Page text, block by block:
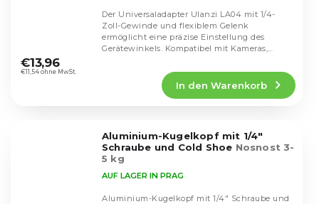
durchschnittliche
Produktbewertung
€11,54 ohne MwSt.
€13,96
In den Warenkorb
Der Universaladapter Ulanzi LA04 mit 1/4-
Zoll-Gewinde und flexiblem Gelenk
ermöglicht eine präzise Einstellung des
Gerätewinkels. Kompatibel mit Kameras,
Aluminium-Kugelkopf mit 1/4"
Schraube und Cold Shoe Nosnost 3-
5 kg
AUF LAGER IN PRAG
Aluminium-Kugelkopf mit 1/4" Schraube und